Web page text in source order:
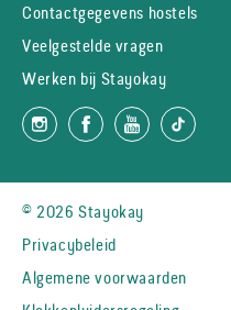
Contactgegevens hostels
Veelgestelde vragen
Werken bij Stayokay
© 2026 Stayokay
Privacybeleid
Algemene voorwaarden